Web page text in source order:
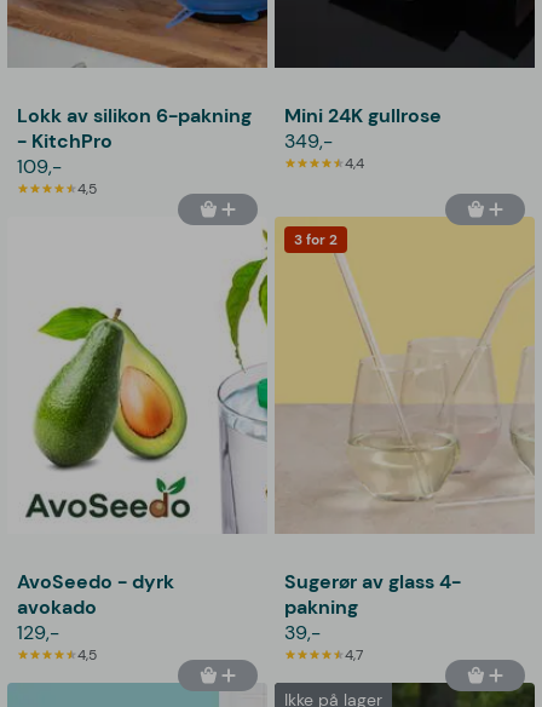
Lokk av silikon 6-pakning
- KitchPro
109,-
4,5
Mini 24K gullrose
349,-
4,4
AvoSeedo - dyrk
avokado
129,-
4,5
3 for 2
Sugerør av glass 4-
pakning
39,-
4,7
Ikke på lager